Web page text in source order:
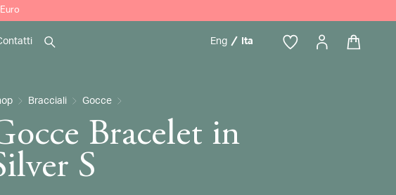
Cerca Eng Ita
Bracciali Gocce
Bracelet in
S